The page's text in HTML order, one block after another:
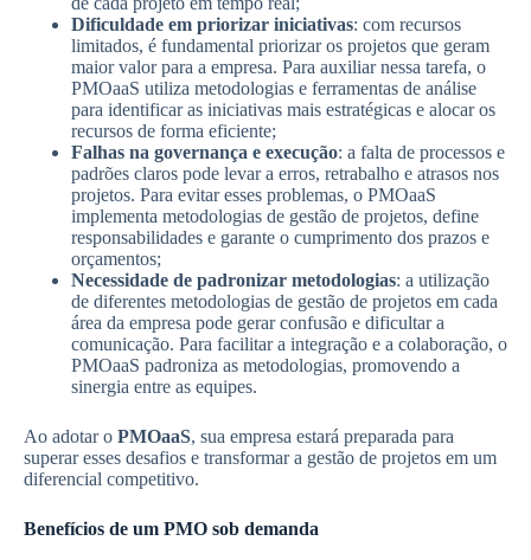
Dificuldade em priorizar iniciativas: com recursos
limitados, é fundamental priorizar os projetos que geram
maior valor para a empresa. Para auxiliar nessa tarefa, o
PMOaaS utiliza metodologias e ferramentas de análise
para identificar as iniciativas mais estratégicas e alocar os
recursos de forma eficiente;
Falhas na governança e execução: a falta de processos e
padrões claros pode levar a erros, retrabalho e atrasos nos
projetos. Para evitar esses problemas, o PMOaaS
implementa metodologias de gestão de projetos, define
responsabilidades e garante o cumprimento dos prazos e
orçamentos;
Necessidade de padronizar metodologias: a utilização
de diferentes metodologias de gestão de projetos em cada
área da empresa pode gerar confusão e dificultar a
comunicação. Para facilitar a integração e a colaboração, o
PMOaaS padroniza as metodologias, promovendo a
sinergia entre as equipes.
Ao adotar o PMOaaS, sua empresa estará preparada para
superar esses desafios e transformar a gestão de projetos em um
diferencial competitivo.
Benefícios de um PMO sob demanda